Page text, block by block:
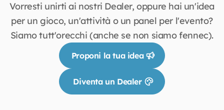
Vorresti unirti ai nostri Dealer, oppure hai un'idea
per un gioco, un'attività o un panel per l'evento?
Siamo tutt'orecchi (anche se non siamo fennec).
Proponi la tua idea
Diventa un Dealer